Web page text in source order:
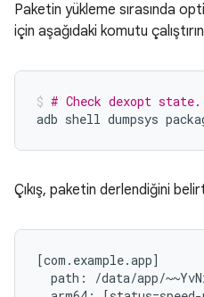
Paketin yükleme sırasında
için aşağıdaki komutu
# Check dexopt state.
adb shell dumpsys
Çıkış, paketin derlendiğini
[com.example.app]
path: /data/app/